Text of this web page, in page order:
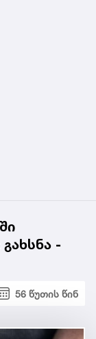
-
56 წუთის წინ